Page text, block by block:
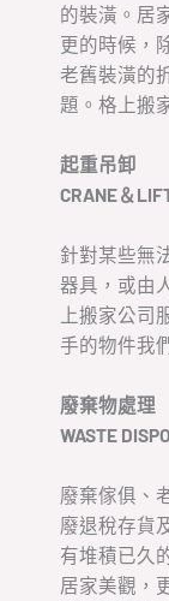
的裝潢。居
更的時候，
老舊裝潢的
題。格上搬
起重吊卸
CRANE＆
針對某些無
器具，或由
上搬家公司
手的物件我
廢棄物處理
WASTE
廢棄傢俱、
廢退稅存貨
有堆積已久
居家美觀，